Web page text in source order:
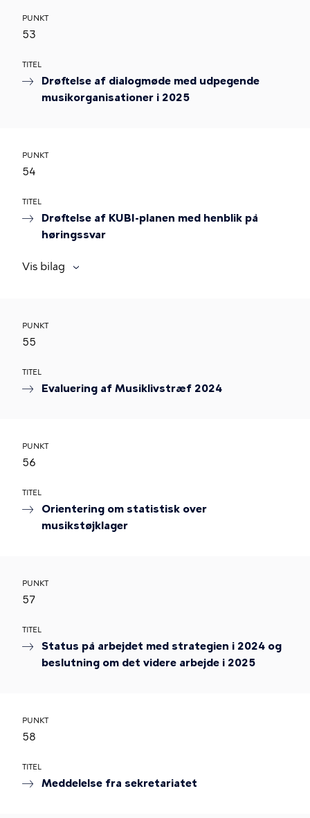
PUNKT
53
TITEL
Drøftelse af dialogmøde med udpegende
musikorganisationer i 2025
PUNKT
54
TITEL
Drøftelse af KUBI-planen med henblik på
høringssvar
Vis bilag
PUNKT
55
TITEL
Evaluering af Musiklivstræf 2024
PUNKT
56
TITEL
Orientering om statistisk over
musikstøjklager
PUNKT
57
TITEL
Status på arbejdet med strategien i 2024 og
beslutning om det videre arbejde i 2025
PUNKT
58
TITEL
Meddelelse fra sekretariatet